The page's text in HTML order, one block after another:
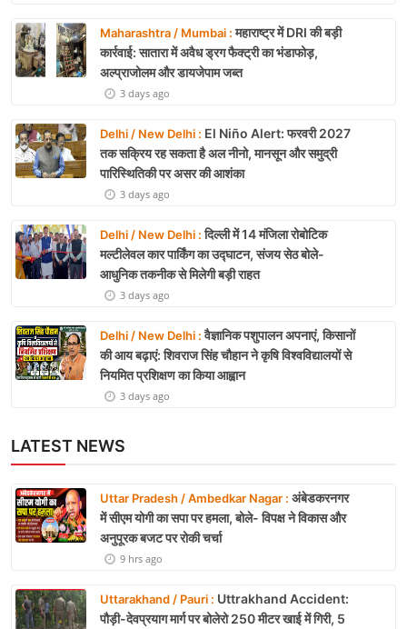
Maharashtra / Mumbai :महाराष्ट्र में DRI की बड़ी
कार्रवाई: सातारा में अवैध ड्रग फैक्ट्री का भंडाफोड़,
अल्प्राजोलम और डायजेपाम जब्त
3 days ago
Delhi / New Delhi : El Niño Alert: फरवरी 2027
तक सक्रिय रह सकता है अल नीनो, मानसून और समुद्री
पारिस्थितिकी पर असर की आशंका
3 days ago
Delhi / New Delhi :दिल्ली में 14 मंजिला रोबोटिक
मल्टीलेवल कार पार्किंग का उद्घाटन, संजय सेठ बोले-
आधुनिक तकनीक से मिलेगी बड़ी राहत
3 days ago
Delhi / New Delhi :वैज्ञानिक पशुपालन अपनाएं, किसानों
की आय बढ़ाएं: शिवराज सिंह चौहान ने कृषि विश्वविद्यालयों से
नियमित प्रशिक्षण का किया आह्वान
3 days ago
LATEST NEWS
Uttar Pradesh / Ambedkar Nagar : अंबेडकरनगर
में सीएम योगी का सपा पर हमला, बोले- विपक्ष ने विकास और
अनुपूरक बजट पर रोकी चर्चा
9 hrs ago
Uttarakhand / Pauri : Uttrakhand Accident:
पौड़ी-देवप्रयाग मार्ग पर बोलेरो 250 मीटर खाई में गिरी, 5